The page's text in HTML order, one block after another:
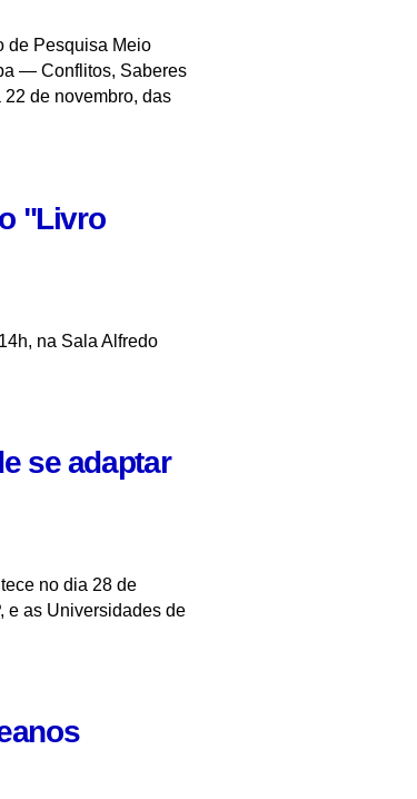
de Pesquisa Meio
— Conflitos, Saberes
de novembro, das
"Livro
na Sala Alfredo
se adaptar
no dia 28 de
e as Universidades de